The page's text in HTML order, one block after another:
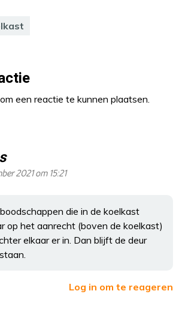
om een reactie te kunnen plaatsen.
2021 om 15:21
die in de koelkast
op het aanrecht (boven de koelkast)
elkaar er in. Dan blijft de deur
Log in om te reageren